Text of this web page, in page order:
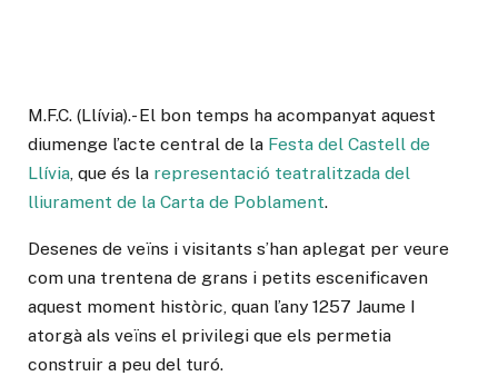
M.F.C. (Llívia).- El bon temps ha acompanyat aquest
diumenge l’acte central de la Festa del Castell de
Llívia, que és la representació teatralitzada del
lliurament de la Carta de Poblament.
Desenes de veïns i visitants s’han aplegat per veure
com una trentena de grans i petits escenificaven
aquest moment històric, quan l’any 1257 Jaume I
atorgà als veïns el privilegi que els permetia
construir a peu del turó.